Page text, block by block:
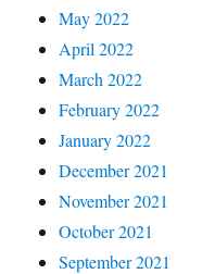
May 2022
April 2022
March 2022
February 2022
January 2022
December 2021
November 2021
October 2021
September 2021